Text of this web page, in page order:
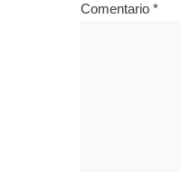
Comentario *